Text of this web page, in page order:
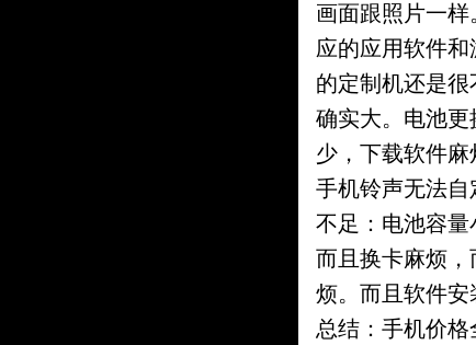
画面跟照片一
应的应用软件
的定制机还是
确实大。电池
少，下载软件麻
手机铃声无法自
不足：电池容量
而且换卡麻烦
烦。而且软件安
总结：手机价